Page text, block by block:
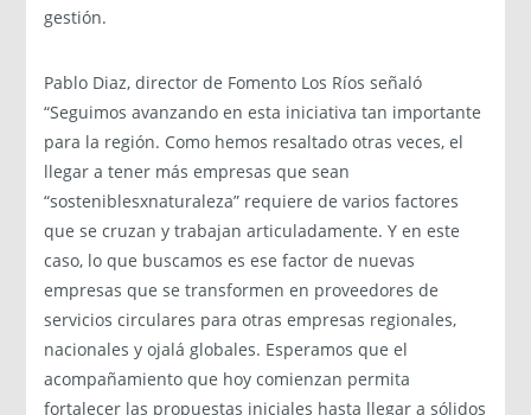
gestión.
Pablo Diaz, director de Fomento Los Ríos señaló
“Seguimos avanzando en esta iniciativa tan importante
para la región. Como hemos resaltado otras veces, el
llegar a tener más empresas que sean
“sosteniblesxnaturaleza” requiere de varios factores
que se cruzan y trabajan articuladamente. Y en este
caso, lo que buscamos es ese factor de nuevas
empresas que se transformen en proveedores de
servicios circulares para otras empresas regionales,
nacionales y ojalá globales. Esperamos que el
acompañamiento que hoy comienzan permita
fortalecer las propuestas iniciales hasta llegar a sólidos